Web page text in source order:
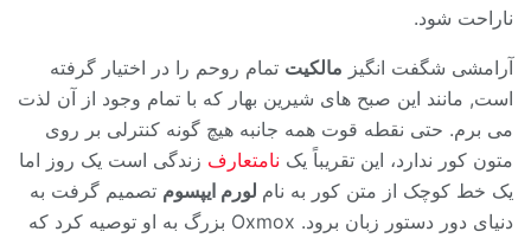
ناراحت شود.
آرامشی شگفت انگیز مالکیت تمام روحم را در اختیار گرفته
است, مانند این صبح های شیرین بهار که با تمام وجود از آن لذت
می برم. حتی نقطه قوت همه جانبه هیچ گونه کنترلی بر روی
متون کور ندارد، این تقریباً یک نامتعارف زندگی است یک روز اما
یک خط کوچک از متن کور به نام لورم ایپسوم تصمیم گرفت به
دنیای دور دستور زبان برود. Oxmox بزرگ به او توصیه کرد که